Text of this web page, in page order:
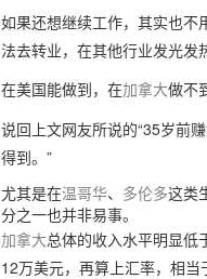
如果还想继续工作，其实也不
法去转业，在其他行业发光发
在美国能做到，在加拿大做不
说回上文网友所说的“35岁前
得到。”
尤其是在温哥华、 多伦多这类
分之一也并非易事。
加拿大总体的收入水平明显低
12万美元，再算上汇率，相